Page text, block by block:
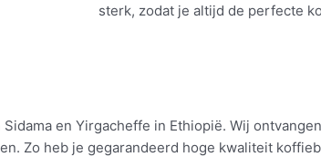
sterk, zodat je altijd de perfecte
en Yirgacheffe in Ethiopië. Wij
Zo heb je gegarandeerd hoge kwaliteit